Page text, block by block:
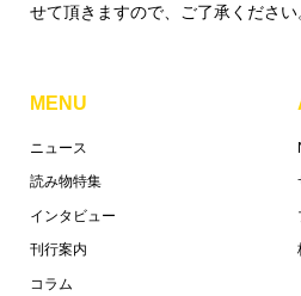
せて頂きますので、ご了承ください
MENU
ニュース
読み物特集
インタビュー
刊行案内
コラム